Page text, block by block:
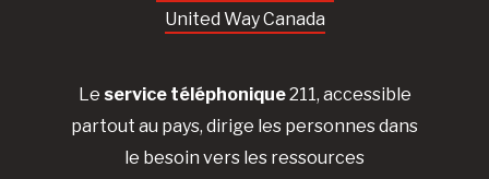
United Way Canada
Le service téléphonique211, accessible
partout au pays, dirige les personnes dans
le besoin vers les ressources